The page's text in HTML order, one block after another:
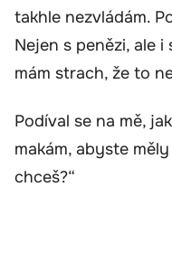
takhle nezvládám.
Nejen s penězi, ale i
mám strach, že to
Podíval se na mě,
makám, abyste
chceš?“